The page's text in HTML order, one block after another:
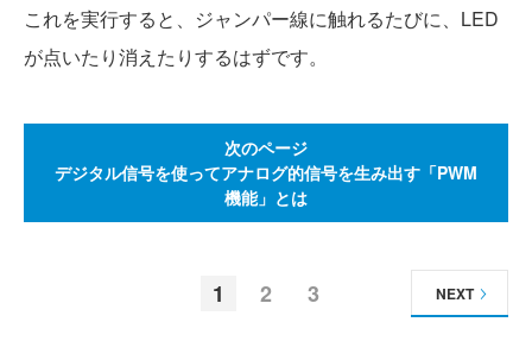
これを実行すると、ジャンパー線に触れるたびに、LED
が点いたり消えたりするはずです。
次のページ
デジタル信号を使ってアナログ的信号を生み出す「PWM
機能」とは
1 2 3 NEXT